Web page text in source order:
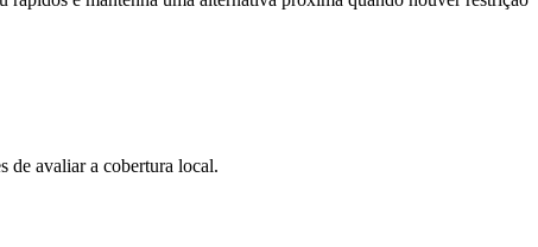
de avaliar a cobertura local.